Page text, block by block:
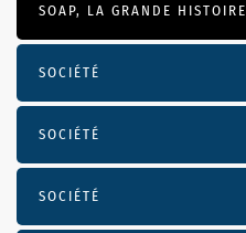
SOAP, LA GRANDE HISTOIRE
SOCIÉTÉ
SOCIÉTÉ
SOCIÉTÉ